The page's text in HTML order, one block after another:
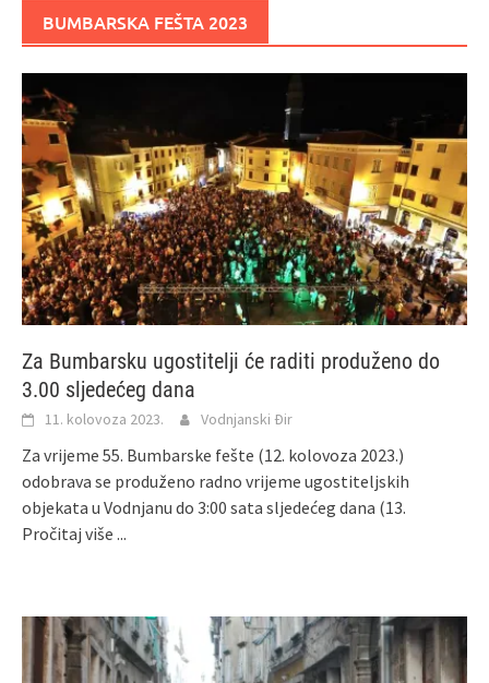
BUMBARSKA FEŠTA 2023
Za Bumbarsku ugostitelji će raditi produženo do
3.00 sljedećeg dana
11. kolovoza 2023. Vodnjanski Đir
Za vrijeme 55. Bumbarske fešte (12. kolovoza 2023.)
odobrava se produženo radno vrijeme ugostiteljskih
objekata u Vodnjanu do 3:00 sata sljedećeg dana (13.
Pročitaj više ...